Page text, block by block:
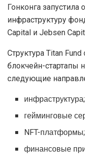
Гонконга
инфраструктуру
Capital и Jebsen
Структура Titan
блокчейн-стартапы
следующие
инфраструктура;
гейминговые
NFT-платформы;
финансовые